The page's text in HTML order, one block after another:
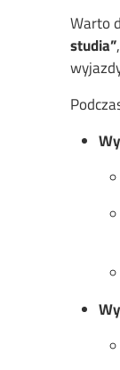
Warto
studia”